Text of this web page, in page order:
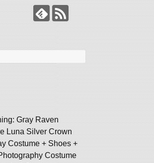
Gray Raven
Luna Silver Crown
Costume + Shoes +
Costume